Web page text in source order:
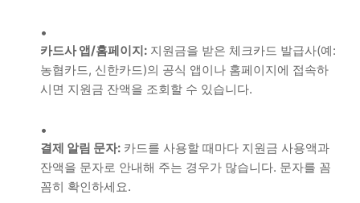
카드사 앱/홈페이지: 지원금을 받은 체크카드 발급사(예:
농협카드, 신한카드)의 공식 앱이나 홈페이지에 접속하
시면 지원금 잔액을 조회할 수 있습니다.
결제 알림 문자: 카드를 사용할 때마다 지원금 사용액과
잔액을 문자로 안내해 주는 경우가 많습니다. 문자를 꼼
꼼히 확인하세요.